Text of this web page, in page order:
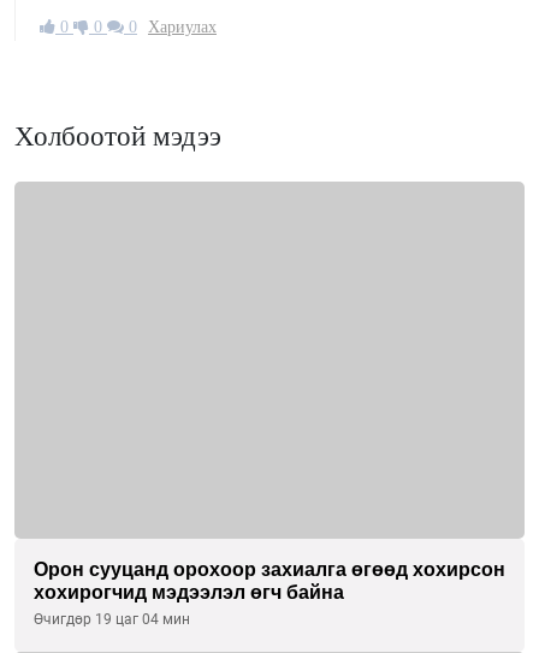
0 0 0 Хариулах
Холбоотой мэдээ
Орон сууцанд орохоор захиалга өгөөд хохирсон
хохирогчид мэдээлэл өгч байна
Өчигдөр 19 цаг 04 мин